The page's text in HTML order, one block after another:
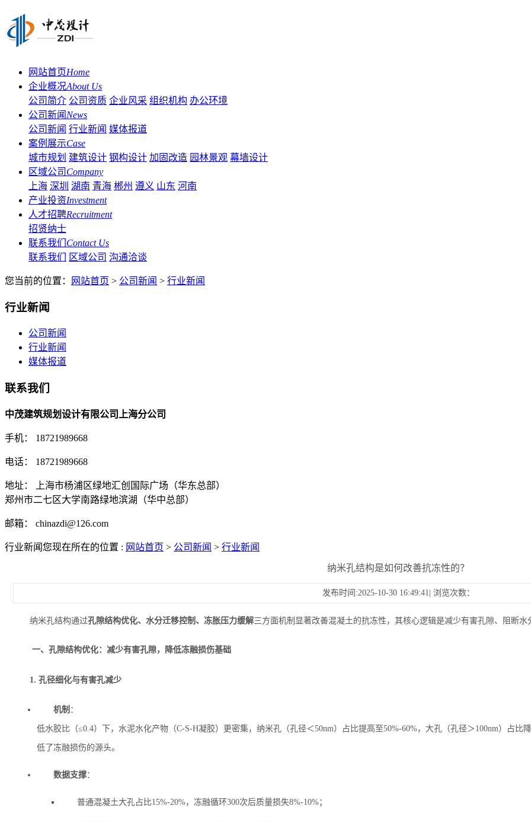
网站首页Home
企业概况About Us
公司简介 公司资质 企业风采 组织机构 办公环境
公司新闻 News
公司新闻 行业新闻 媒体报道
案例展示Case
城市规划 建筑设计 钢构设计 加固改造 园林景观 幕墙设计
区域公司 Company
上海 深圳 湖南 青海 郴州 遵义 山东 河南
产业投资Investment
人才招聘Recruitment
招贤纳士
联系我们 Contact Us
联系我们
区域公司 沟通洽谈
您当前的位置： 网站首页 > 公司新闻 > 行业新闻
行业新闻
公司新闻
行业新闻
媒体报道
联系我们
中茂建筑规划设计有限公司上海分公司
手机： 18721989668
电话： 18721989668
地址： 上海市杨浦区绿地汇创国际广场（华东总部）
郑州市二七区大学南路绿地滨湖（华中总部）
邮箱： chinazdi@126.com
行业新闻您现在所在的位置 : 网站首页 > 公司新闻 > 行业新闻
纳米孔结构是如何改善抗冻性的？
发布时间:2025-10-30 16:49:41| 浏览次数：
纳米孔结构通过‌孔隙结构优化、水分迁移控制、冻胀压力缓解三方面机制显著改善混凝土的抗冻性，其核心逻辑是减少有害孔隙、阻断水
一、孔隙结构优化：减少有害孔隙，降低冻融损伤基础
1. 孔径细化与有害孔减少
机制 ‌：
低水胶比（≤0.4）下，水泥水化产物（C-S-H凝胶）更密集，纳米孔（孔径＜50nm）占比提高至50%-60%，大孔（孔径＞100nm）占
低了冻融损伤的源头。
数据支撑‌：
普通混凝土大孔占比15%-20%，冻融循环300次后质量损失8%-10%；